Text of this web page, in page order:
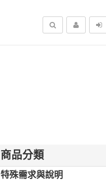
搜尋
商品分類
特殊需求與說明